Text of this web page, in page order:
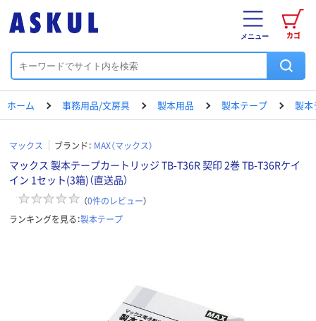
カゴ
メニュー
ホーム 事務用品/文房具 製本用品 製本テープ 製本
マックス ブランド： MAX（マックス）
マックス 製本テープカートリッジ TB-T36R 契印 2巻 TB-T36Rケイ
イン 1セット(3箱)（直送品）
（0件のレビュー）
ランキングを見る：製本テープ